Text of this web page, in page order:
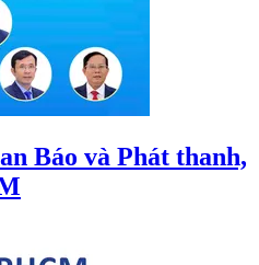
Báo và Phát thanh,